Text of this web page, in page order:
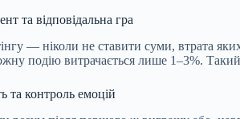
та відповідальна гра
— ніколи не ставити суми, втрата
подію витрачається лише 1–3%. Такий
та контроль емоцій